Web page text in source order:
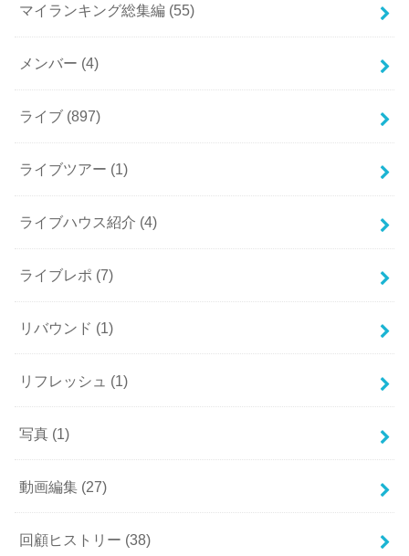
マイランキング総集編 (55)
メンバー (4)
ライブ (897)
ライブツアー (1)
ライブハウス紹介 (4)
ライブレポ (7)
リバウンド (1)
リフレッシュ (1)
写真 (1)
動画編集 (27)
回顧ヒストリー (38)